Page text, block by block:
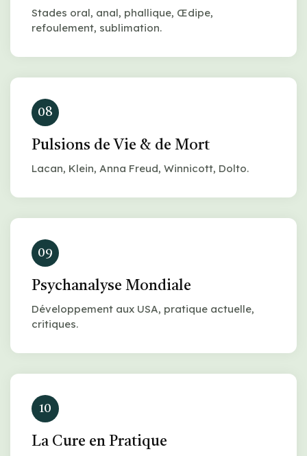
Stades oral, anal, phallique, Œdipe,
refoulement, sublimation.
08
Pulsions de Vie & de Mort
Lacan, Klein, Anna Freud, Winnicott, Dolto.
09
Psychanalyse Mondiale
Développement aux USA, pratique actuelle,
critiques.
10
La Cure en Pratique